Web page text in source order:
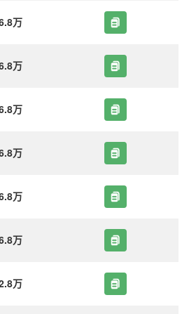
万
万
万
万
万
万
万